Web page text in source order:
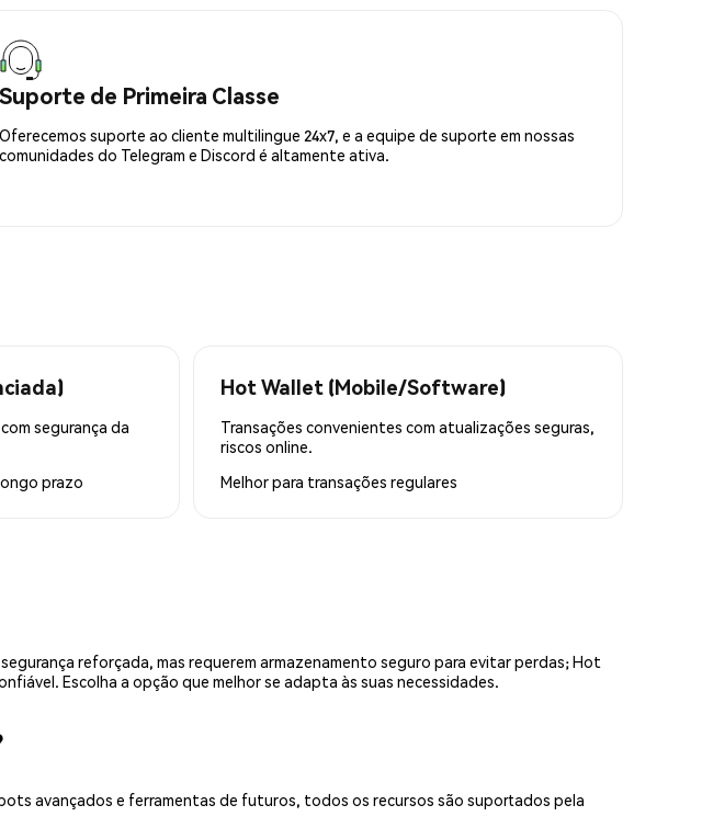
Suporte de Primeira Classe
Oferecemos suporte ao cliente multilingue 24x7, e a equipe de suporte em nossas
comunidades do Telegram e Discord é altamente ativa.
segurança da
prazo
Hot Wallet (Mobile/Software)
Transações convenientes com atualizações seguras,
riscos online.
Melhor para transações regulares
reforçada, mas requerem armazenamento seguro para evitar perdas; Hot
Escolha a opção que melhor se adapta às suas necessidades.
avançados e ferramentas de futuros, todos os recursos são suportados pela